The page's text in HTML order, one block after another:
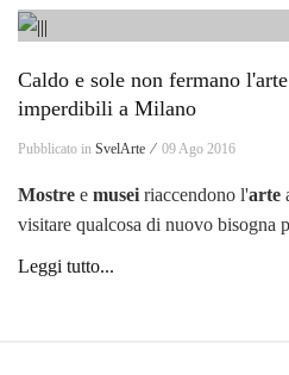
Caldo e sole non fermano
imperdibili a Milano
Pubblicato in SvelArte ⁄ 09 Ago 2016
Mostre e musei riaccendono l'arte
visitare qualcosa di nuovo bisogna
Leggi tutto...